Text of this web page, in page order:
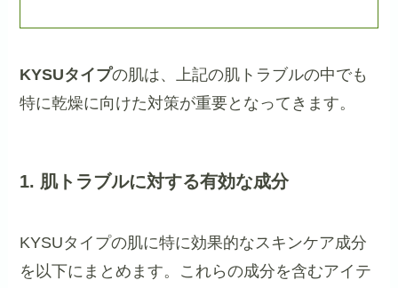
KYSUタイプの肌は、上記の肌トラブルの中でも
特に乾燥に向けた対策が重要となってきます。
1. 肌トラブルに対する有効な成分
KYSUタイプの肌に特に効果的なスキンケア成分
を以下にまとめます。これらの成分を含むアイテ